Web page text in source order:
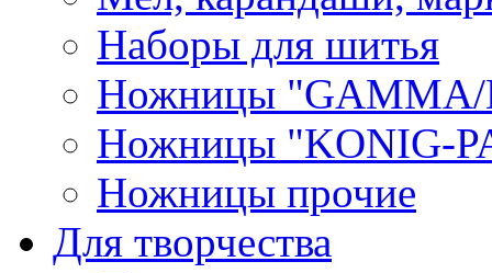
Наборы для шитья
Ножницы "GAMMA/
Ножницы "KONIG-
Ножницы прочие
Для творчества